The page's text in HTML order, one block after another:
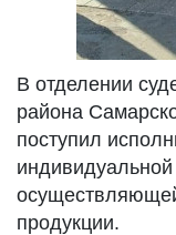
В отделении
района
поступил
продукции.